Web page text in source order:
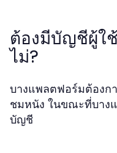
ต้องมีบัญชีผู้ใ
ไม่?
บางแพลตฟอร์มต้องก
ชมหนัง ในขณะที่บาง
บัญชี